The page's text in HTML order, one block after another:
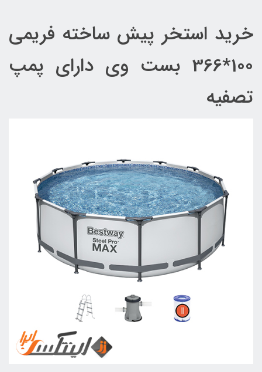
خرید استخر پیش ساخته فریمی
100*366 بست وی دارای پمپ
تصفیه